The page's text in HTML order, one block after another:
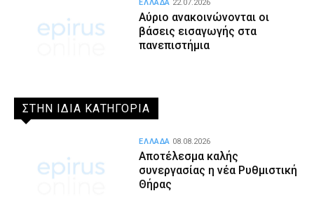
Αύριο ανακοινώνονται οι
βάσεις εισαγωγής στα
πανεπιστήμια
ΕΛΛΑΔΑ 22.07.2026
ΣΤΗΝ ΙΔΙΑ ΚΑΤΗΓΟΡΙΑ
Αποτέλεσμα καλής
συνεργασίας η νέα Ρυθμιστική
Θήρας
ΕΛΛΑΔΑ 08.08.2026